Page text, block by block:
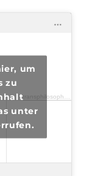
transphilosophisch
um
zu
unter